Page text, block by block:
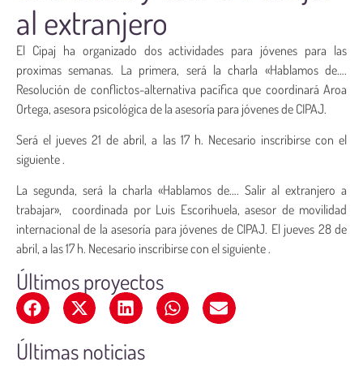
al extranjero
El Cipaj ha organizado dos actividades para jóvenes para las
proximas semanas. La primera, será la charla «Hablamos de….
Resolución de conflictos-alternativa pacífica que coordinará Aroa
Ortega, asesora psicológica de la asesoría para jóvenes de CIPAJ.
Será el jueves 21 de abril, a las 17 h. Necesario inscribirse con el
siguiente .
La segunda, será la charla «Hablamos de…. Salir al extranjero a
trabajar», coordinada por Luis Escorihuela, asesor de movilidad
internacional de la asesoría para jóvenes de CIPAJ. El jueves 28 de
abril, a las 17 h. Necesario inscribirse con el siguiente .
Últimos proyectos
Últimas noticias